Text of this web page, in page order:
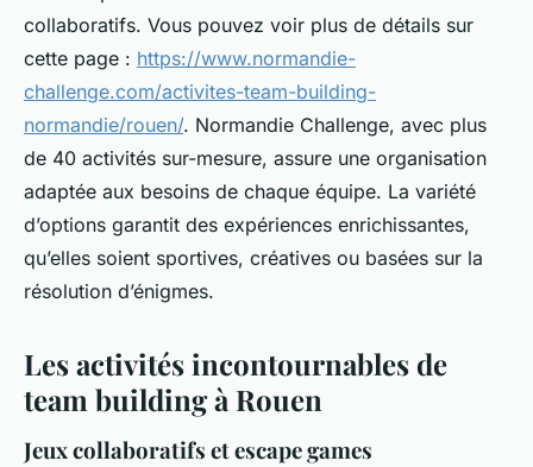
collaboratifs. Vous pouvez voir plus de détails sur
cette page : https://www.normandie-
challenge.com/activites-team-building-
normandie/rouen/. Normandie Challenge, avec plus
de 40 activités sur-mesure, assure une organisation
adaptée aux besoins de chaque équipe. La variété
d’options garantit des expériences enrichissantes,
qu’elles soient sportives, créatives ou basées sur la
résolution d’énigmes.
Les activités incontournables de
team building à Rouen
Jeux collaboratifs et escape games